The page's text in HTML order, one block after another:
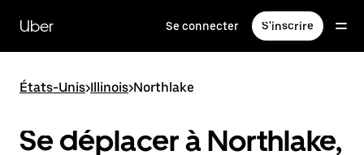
contenu
principal
Uber Se connecter S'inscrire
États-Unis>Illinois>Northlake
Se déplacer à Northlake,